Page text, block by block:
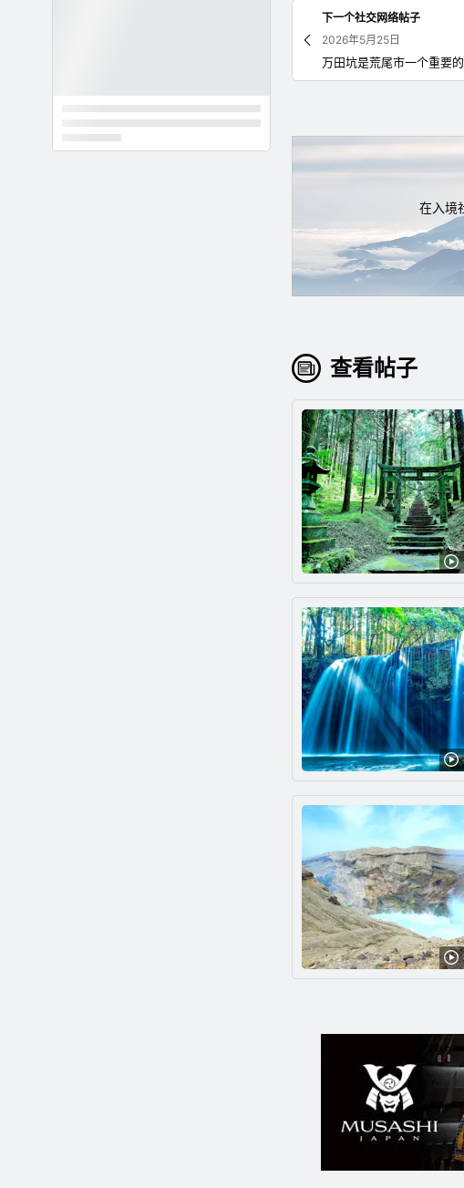
下一个社交网络帖子
2026年5月25日
在入境
查看帖子